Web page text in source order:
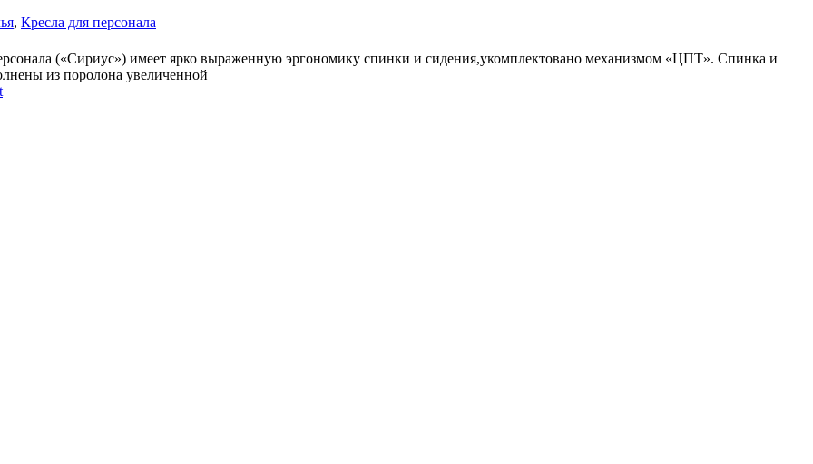
, Кресла для персонала
(«Сириус») имеет ярко выраженную эргономику спинки и сидения,укомплектовано механизмом «ЦПТ». Спинка и
из поролона увеличенной